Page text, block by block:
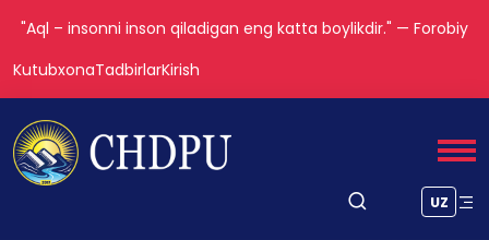
"Aql – insonni inson qiladigan eng katta boylikdir." — Forobiy
KutubxonaTadbirlarKirish
UZ